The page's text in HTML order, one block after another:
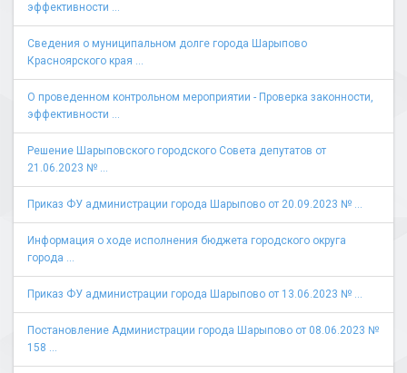
эффективности ...
Сведения о муниципальном долге города Шарыпово
Красноярского края ...
О проведенном контрольном мероприятии - Проверка законности,
эффективности ...
Решение Шарыповского городского Совета депутатов от
21.06.2023 № ...
Приказ ФУ администрации города Шарыпово от 20.09.2023 № ...
Информация о ходе исполнения бюджета городского округа
города ...
Приказ ФУ администрации города Шарыпово от 13.06.2023 № ...
Постановление Администрации города Шарыпово от 08.06.2023 №
158 ...